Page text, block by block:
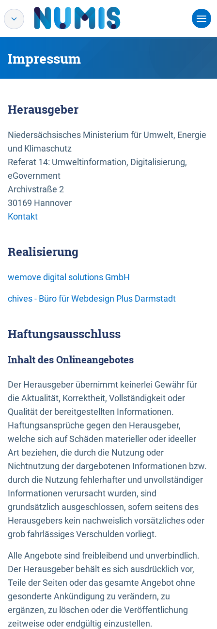
Impressum
Herausgeber
Niedersächsisches Ministerium für Umwelt, Energie
und Klimaschutz
Referat 14: Umweltinformation, Digitalisierung,
eGovernment
Archivstraße 2
30169 Hannover
Kontakt
Realisierung
wemove digital solutions GmbH
chives - Büro für Webdesign Plus Darmstadt
Haftungsausschluss
Inhalt des Onlineangebotes
Der Herausgeber übernimmt keinerlei Gewähr für
die Aktualität, Korrektheit, Vollständigkeit oder
Qualität der bereitgestellten Informationen.
Haftungsansprüche gegen den Herausgeber,
welche sich auf Schäden materieller oder ideeller
Art beziehen, die durch die Nutzung oder
Nichtnutzung der dargebotenen Informationen bzw.
durch die Nutzung fehlerhafter und unvollständiger
Informationen verursacht wurden, sind
grundsätzlich ausgeschlossen, sofern seitens des
Herausgebers kein nachweislich vorsätzliches oder
grob fahrlässiges Verschulden vorliegt.
Alle Angebote sind freibleibend und unverbindlich.
Der Herausgeber behält es sich ausdrücklich vor,
Teile der Seiten oder das gesamte Angebot ohne
gesonderte Ankündigung zu verändern, zu
ergänzen, zu löschen oder die Veröffentlichung
zeitweise oder endgültig einzustellen.